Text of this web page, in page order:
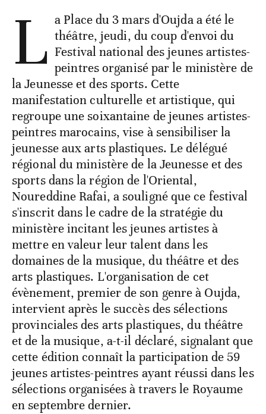
L a Place du 3 mars d'Oujda a été le
théâtre, jeudi, du coup d'envoi du
Festival national des jeunes artistes-
peintres organisé par le ministère de
la Jeunesse et des sports. Cette
manifestation culturelle et artistique, qui
regroupe une soixantaine de jeunes artistes-
peintres marocains, vise à sensibiliser la
jeunesse aux arts plastiques. Le délégué
régional du ministère de la Jeunesse et des
sports dans la région de l'Oriental,
Noureddine Rafai, a souligné que ce festival
s'inscrit dans le cadre de la stratégie du
ministère incitant les jeunes artistes à
mettre en valeur leur talent dans les
domaines de la musique, du théâtre et des
arts plastiques. L'organisation de cet
évènement, premier de son genre à Oujda,
intervient après le succès des sélections
provinciales des arts plastiques, du théâtre
et de la musique, a-t-il déclaré, signalant que
cette édition connaît la participation de 59
jeunes artistes-peintres ayant réussi dans les
sélections organisées à travers le Royaume
en septembre dernier.